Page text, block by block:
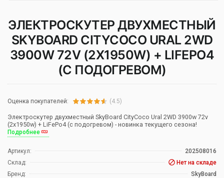
ЭЛЕКТРОСКУТЕР ДВУХМЕСТНЫЙ
SKYBOARD CITYCOCO URAL 2WD
3900W 72V (2Х1950W) + LIFEPO4
(С ПОДОГРЕВОМ)
Оценка покупателей: (4.5)
Электроскутер двухместный SkyBoard CityCoco Ural 2WD 3900w 72v
(2х1950w) + LiFePo4 (с подогревом) - новинка текущего сезона!
Подробнее
Артикул:
202508016
Склад:
Нет на складе
Бренд:
SkyBoard